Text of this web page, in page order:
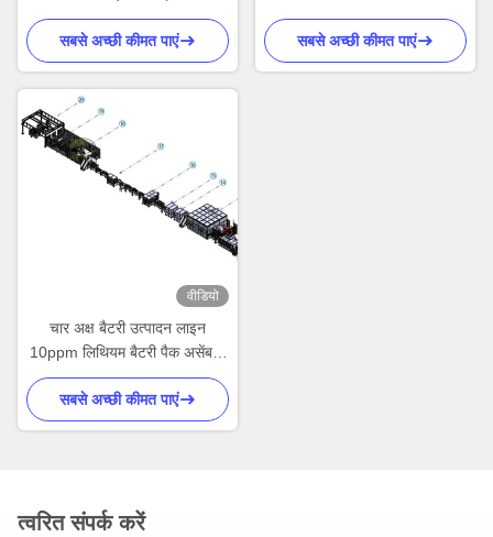
सॉफ्ट पैक बैटरी वेल्डिंग उपकरण
सबसे अच्छी कीमत पाएं
फॉस्फेट बैटरी के लिए पावर पैक
विधानसभा
सबसे अच्छी कीमत पाएं
वीडियो
चार अक्ष बैटरी उत्पादन लाइन
10ppm लिथियम बैटरी पैक असेंबली
लाइन मॉड्यूल बनाने
सबसे अच्छी कीमत पाएं
त्वरित संपर्क करें